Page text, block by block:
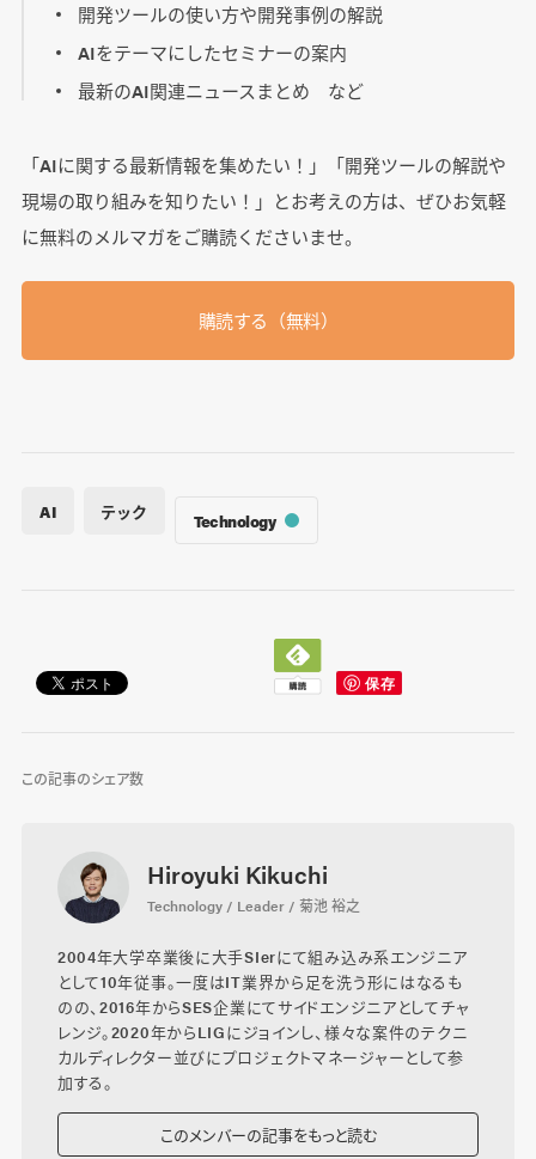
開発ツールの使い方や開発事例の解説
AIをテーマにしたセミナーの案内
最新のAI関連ニュースまとめ など
「AIに関する最新情報を集めたい！」「開発ツールの解説や
現場の取り組みを知りたい！」とお考えの方は、ぜひお気軽
に無料のメルマガをご購読くださいませ。
購読する（無料）
AI テック Technology
この記事のシェア数
Hiroyuki Kikuchi
Technology / Leader / 菊池 裕之
2004年大学卒業後に大手SIerにて組み込み系エンジニア
として10年従事。一度はIT業界から足を洗う形にはなるも
のの、2016年からSES企業にてサイドエンジニアとしてチャ
レンジ。2020年からLIGにジョインし、様々な案件のテクニ
カルディレクター並びにプロジェクトマネージャーとして参
加する。
このメンバーの記事をもっと読む